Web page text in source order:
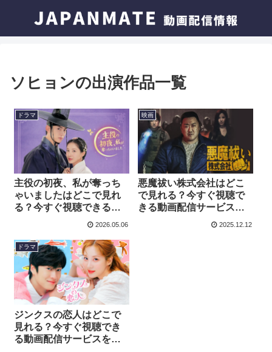
ソヒョンの出演作品一覧
ドラマ
主役の初夜、私が奪っち
ゃいましたはどこで見れ
る？今すぐ視聴できる動
画配信サービスを紹介！
2026.05.06
映画
悪魔祓い株式会社はどこ
で見れる？今すぐ視聴で
きる動画配信サービスを
2025.12.12
ドラマ
ジンクスの恋人はどこで
見れる？今すぐ視聴でき
る動画配信サービスを紹